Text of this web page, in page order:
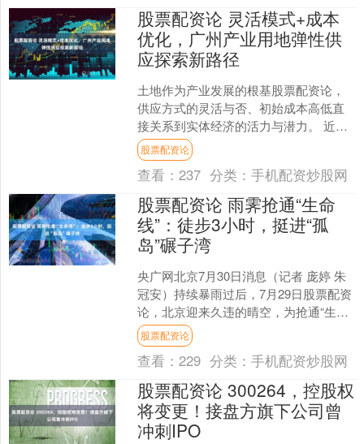
股票配资论 灵活模式+成本
优化，广州产业用地弹性供
应探索新路径
土地作为产业发展的根基股票配资论，
供应方式的灵活与否、初始成本高低直
接关系到实体经济的活力与潜力。 近
日，广州市规划和自然资源局出台《广
州市规划和自然资源局关于....
股票配资论
查看：237 分类：手机配资炒股网
股票配资论 雨霁抢通“生命
线”：徒步3小时，挺进“孤
岛”碾子湾
央广网北京7月30日消息（记者 庞婷 朱
冠安）持续暴雨过后，7月29日股票配资
论，北京迎来久违的晴空，为抢通“生命
线”争取更多时间。 断联48小时：木桥搭
起首条....
股票配资论
查看：229 分类：手机配资炒股网
股票配资论 300264，控股权
将变更！接盘方旗下公司曾
冲刺IPO